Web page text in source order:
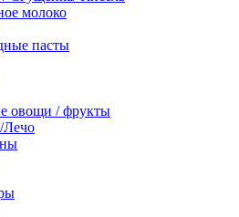
молоко
пасты
овощи / фрукты
Лечо